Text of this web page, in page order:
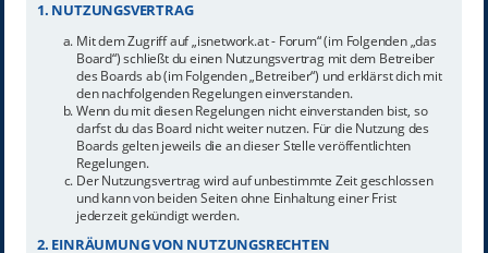
1. NUTZUNGSVERTRAG
Mit dem Zugriff auf „isnetwork.at - Forum“ (im Folgenden „das
Board“) schließt du einen Nutzungsvertrag mit dem Betreiber
des Boards ab (im Folgenden „Betreiber“) und erklärst dich mit
den nachfolgenden Regelungen einverstanden.
Wenn du mit diesen Regelungen nicht einverstanden bist, so
darfst du das Board nicht weiter nutzen. Für die Nutzung des
Boards gelten jeweils die an dieser Stelle veröffentlichten
Regelungen.
Der Nutzungsvertrag wird auf unbestimmte Zeit geschlossen
und kann von beiden Seiten ohne Einhaltung einer Frist
jederzeit gekündigt werden.
2. EINRÄUMUNG VON NUTZUNGSRECHTEN